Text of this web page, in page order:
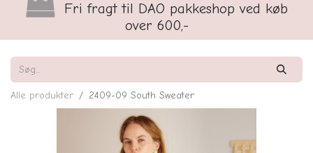
Fri fragt til DAO pakkeshop ved køb
over 600,-
Alle produkter 2409-09 South Sweater